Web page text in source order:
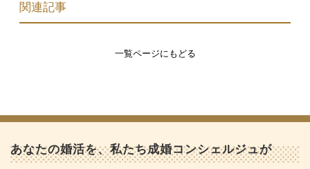
関連記事
一覧ページにもどる
あなたの婚活を、私たち成婚コンシェルジュが